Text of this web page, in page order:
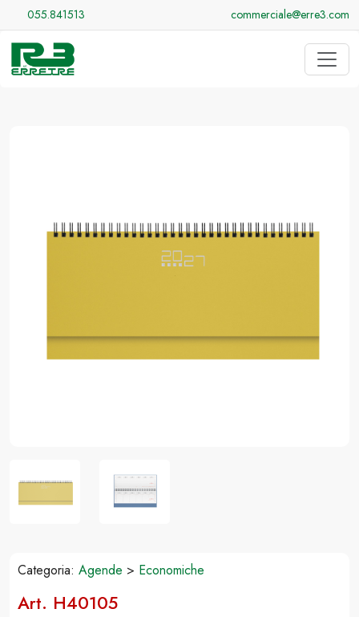
055.841513 commerciale@erre3.com
Categoria: Agende > Economiche
Art. H40105